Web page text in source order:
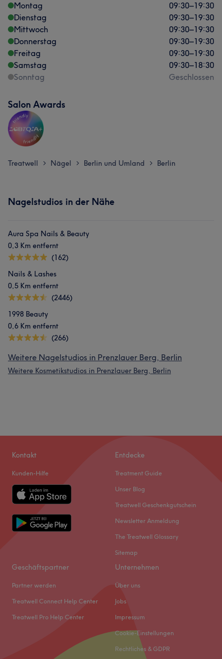
Montag
09:30–19:30
Dienstag
09:30–19:30
Mittwoch
09:30–19:30
Donnerstag
09:30–19:30
Freitag
09:30–19:30
Samstag
09:30–18:30
Sonntag
Geschlossen
Salon Awards
Treatwell > Nägel > Berlin und Umland > Berlin
Nagelstudios in der Nähe
Aura Spa Nails & Beauty
0,3 Km entfernt
(162)
Nails & Lashes
0,5 Km entfernt
(2446)
1998 Beauty
0,6 Km entfernt
(266)
Weitere Nagelstudios in Prenzlauer Berg, Berlin
Weitere Kosmetikstudios in Prenzlauer Berg, Berlin
Kontakt
Kunden-Hilfe
Entdecke
Treatment Guide
Unser Blog
Treatwell Geschenkgutschein
Newsletter Anmeldung
The Treatwell Glossary
Sitemap
Geschäftspartner
Partner werden
Treatwell Connect Help Center
Treatwell Pro Help Center
Unternehmen
Über uns
Jobs
Impressum
Cookie-Einstellungen
Rechtliches & GDPR